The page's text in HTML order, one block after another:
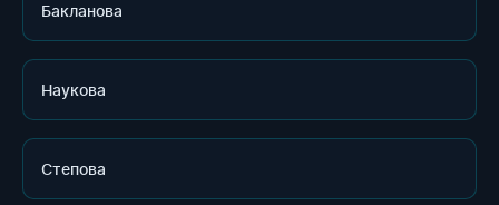
Бакланова
Наукова
Степова